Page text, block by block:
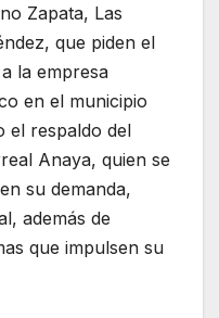
Zapata, Las
que piden el
la empresa
en el municipio
el respaldo del
Anaya, quien se
su demanda,
además de
que impulsen su